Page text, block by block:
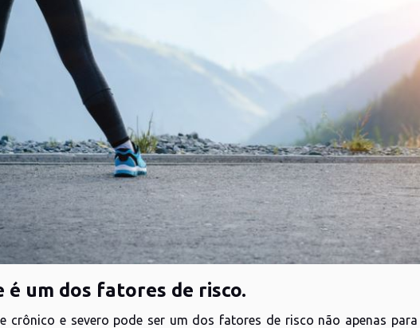
é um dos fatores de risco.
crônico e severo pode ser um dos fatores de risco não apenas